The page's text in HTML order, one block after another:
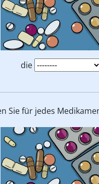
die
Sie für jedes